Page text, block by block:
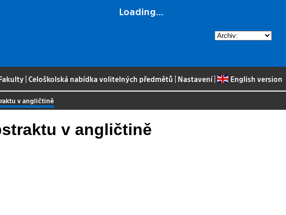
Loading...
|Celoškolská nabídka volitelných předmětů Nastavení| English version
v angličtině
v angličtině